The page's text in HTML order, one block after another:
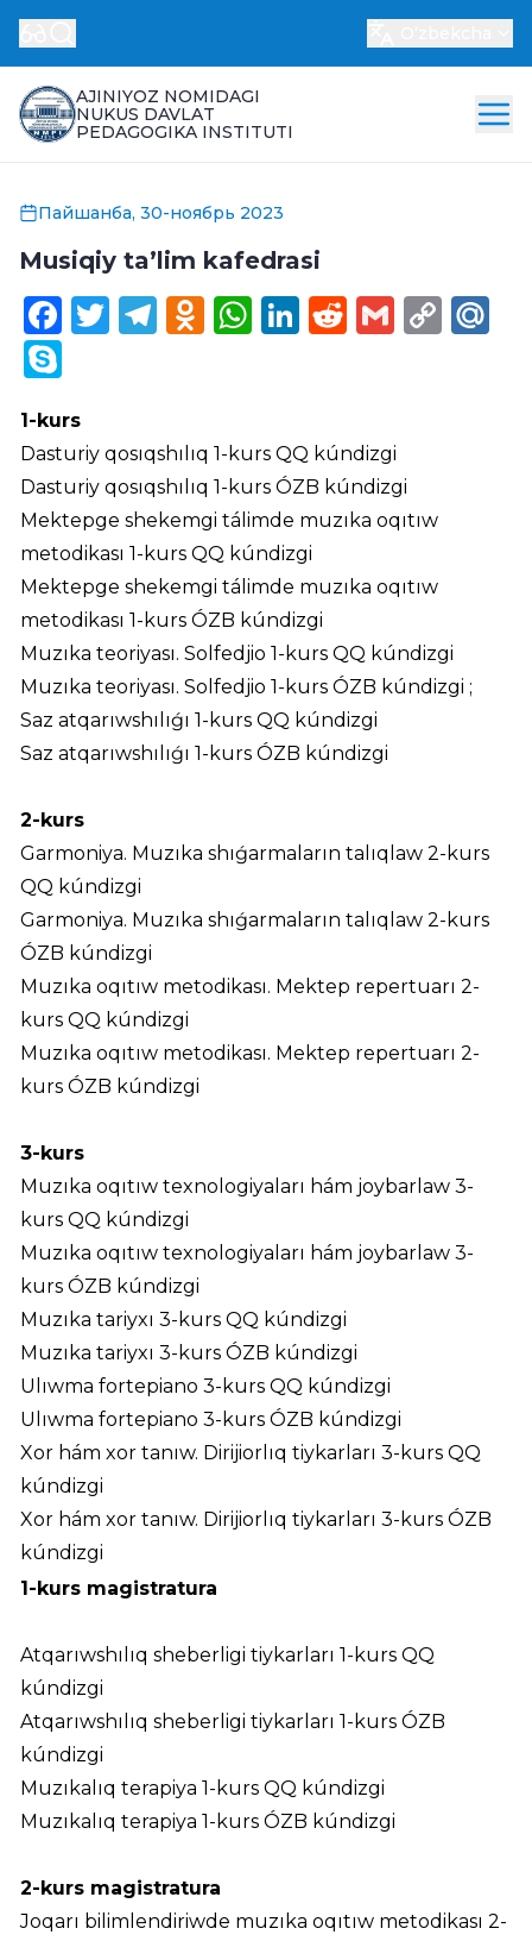
AJINIYOZ NOMIDAGI
NUKUS DAVLAT
PEDAGOGIKA INSTITUTI
Пайшанба, 30-ноябрь 2023
Musiqiy ta’lim kafedrasi
Facebook
Twitter
Telegram
Odnoklassniki
WhatsApp
LinkedIn
Reddit
Gmail
1-kurs
Dasturiy qosıqshılıq 1-kurs QQ kúndizgi
Dasturiy qosıqshılıq 1-kurs ÓZB kúndizgi
Mektepge shekemgi tálimde muzıka oqıtıw
metodikası 1-kurs QQ kúndizgi
Mektepge shekemgi tálimde muzıka oqıtıw
metodikası 1-kurs ÓZB kúndizgi
Muzıka teoriyası. Solfedjio 1-kurs QQ kúndizgi
Muzıka teoriyası. Solfedjio 1-kurs ÓZB kúndizgi ;
Saz atqarıwshılıǵı 1-kurs QQ kúndizgi
Saz atqarıwshılıǵı 1-kurs ÓZB kúndizgi
2-kurs
Garmoniya. Muzıka shıǵarmaların talıqlaw 2-kurs
QQ kúndizgi
Garmoniya. Muzıka shıǵarmaların talıqlaw 2-kurs
ÓZB kúndizgi
Muzıka oqıtıw metodikası. Mektep repertuarı 2-
kurs QQ kúndizgi
Muzıka oqıtıw metodikası. Mektep repertuarı 2-
kurs ÓZB kúndizgi
3-kurs
Muzıka oqıtıw texnologiyaları hám joybarlaw 3-
kurs QQ kúndizgi
Muzıka oqıtıw texnologiyaları hám joybarlaw 3-
kurs ÓZB kúndizgi
Muzıka tariyxı 3-kurs QQ kúndizgi
Muzıka tariyxı 3-kurs ÓZB kúndizgi
Ulıwma fortepiano 3-kurs QQ kúndizgi
Ulıwma fortepiano 3-kurs ÓZB kúndizgi
Xor hám xor tanıw. Dirijiorlıq tiykarları 3-kurs QQ
kúndizgi
Xor hám xor tanıw. Dirijiorlıq tiykarları 3-kurs ÓZB
kúndizgi
1-kurs magistratura
Atqarıwshılıq sheberligi tiykarları 1-kurs QQ
kúndizgi
Atqarıwshılıq sheberligi tiykarları 1-kurs ÓZB
kúndizgi
Muzıkalıq terapiya 1-kurs QQ kúndizgi
Muzıkalıq terapiya 1-kurs ÓZB kúndizgi
2-kurs magistratura
Joqarı bilimlendiriwde muzıka oqıtıw metodikası 2-